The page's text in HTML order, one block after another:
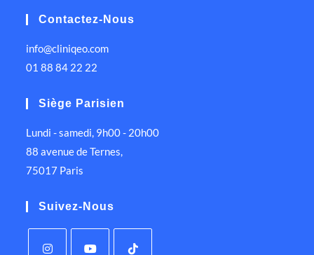
Contactez-Nous
info@cliniqeo.com
01 88 84 22 22
Siège Parisien
Lundi - samedi, 9h00 - 20h00
88 avenue de Ternes,
75017 Paris
Suivez-Nous